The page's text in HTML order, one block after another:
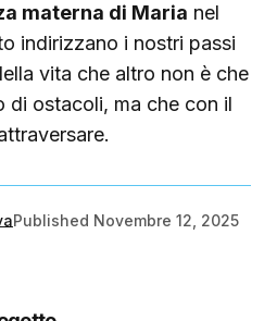
materna di Maria nel
indirizzano i nostri passi
vita che altro non è che
di ostacoli, ma che con il
Published Novembre 12, 2025